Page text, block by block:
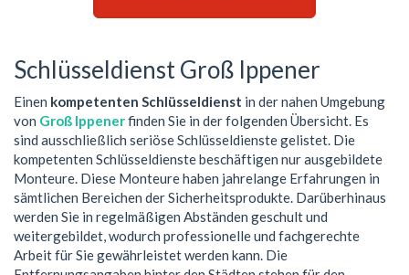
Schlüsseldienst Groß Ippener
Einen kompetenten Schlüsseldienst in der nahen Umgebung
von Groß Ippenerfinden Sie in der folgenden Übersicht. Es
sind ausschließlich seriöse Schlüsseldienste gelistet. Die
kompetenten Schlüsseldienste beschäftigen nur ausgebildete
Monteure. Diese Monteure haben jahrelange Erfahrungen in
sämtlichen Bereichen der Sicherheitsprodukte. Darüberhinaus
werden Sie in regelmäßigen Abständen geschult und
weitergebildet, wodurch professionelle und fachgerechte
Arbeit für Sie gewährleistet werden kann. Die